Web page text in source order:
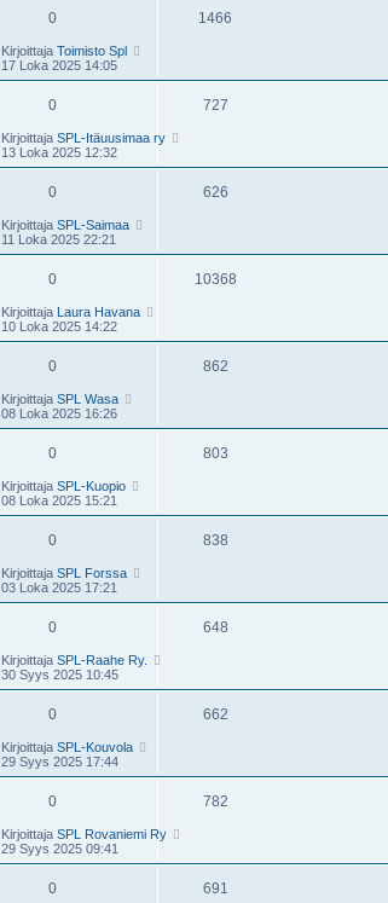
0 1466
Kirjoittaja Toimisto Spl
17 Loka 2025 14:05
0 727
Kirjoittaja SPL-Itäuusimaa ry
13 Loka 2025 12:32
0 626
Kirjoittaja SPL-Saimaa
11 Loka 2025 22:21
0 10368
Kirjoittaja Laura Havana
10 Loka 2025 14:22
0 862
Kirjoittaja SPL Wasa
08 Loka 2025 16:26
0 803
Kirjoittaja SPL-Kuopio
08 Loka 2025 15:21
0 838
Kirjoittaja SPL Forssa
03 Loka 2025 17:21
0 648
Kirjoittaja SPL-Raahe Ry.
30 Syys 2025 10:45
0 662
Kirjoittaja SPL-Kouvola
29 Syys 2025 17:44
0 782
Kirjoittaja SPL Rovaniemi Ry
29 Syys 2025 09:41
0 691